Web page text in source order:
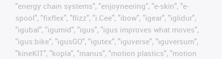
"energy chain systems", "enjoyneering", "e-skin", "e-
spool", "fixflex", "flizz", "i.Cee", "ibow", "igear", "iglidur",
"igubal", "igumid", "igus", "igus improves what moves",
"igus:bike", "igusGO", "igutex", "iguverse", "iguversum",
"kineKIT", "kopla", "manus", "motion plastics", "motion